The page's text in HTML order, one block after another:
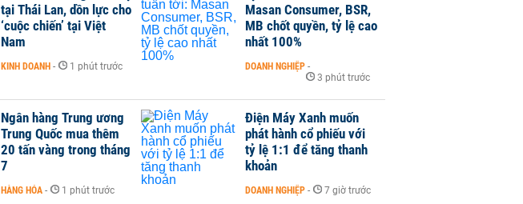
tại Thái Lan, dồn lực cho
‘cuộc chiến’ tại Việt
Nam
KINH DOANH - 1 phút trước
Masan Consumer, BSR,
MB chốt quyền, tỷ lệ cao
nhất 100%
DOANH NGHIỆP -
3 phút trước
Ngân hàng Trung ương
Trung Quốc mua thêm
20 tấn vàng trong tháng
7
HÀNG HÓA - 1 phút trước
Điện Máy Xanh muốn
phát hành cổ phiếu với
tỷ lệ 1:1 để tăng thanh
khoản
DOANH NGHIỆP - 7 giờ trước